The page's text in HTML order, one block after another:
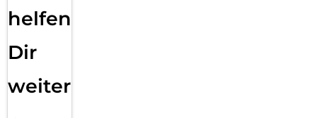
helfen
Dir
weiter